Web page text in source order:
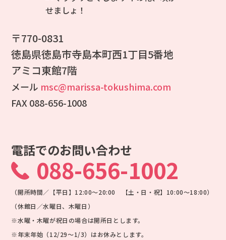
〒770-0831
徳島県徳島市寺島本町西1丁目5番地
アミコ東館7階
メール msc@marissa-tokushima.com
FAX 088-656-1008
電話でのお問い合わせ
088-656-1002
（開所時間／【平日】12:00～20:00 【土・日・祝】10:00～18:00）
（休館日／水曜日、木曜日）
※水曜・木曜が祝日の場合は開所日とします。
※年末年始（12/29～1/3）はお休みとします。